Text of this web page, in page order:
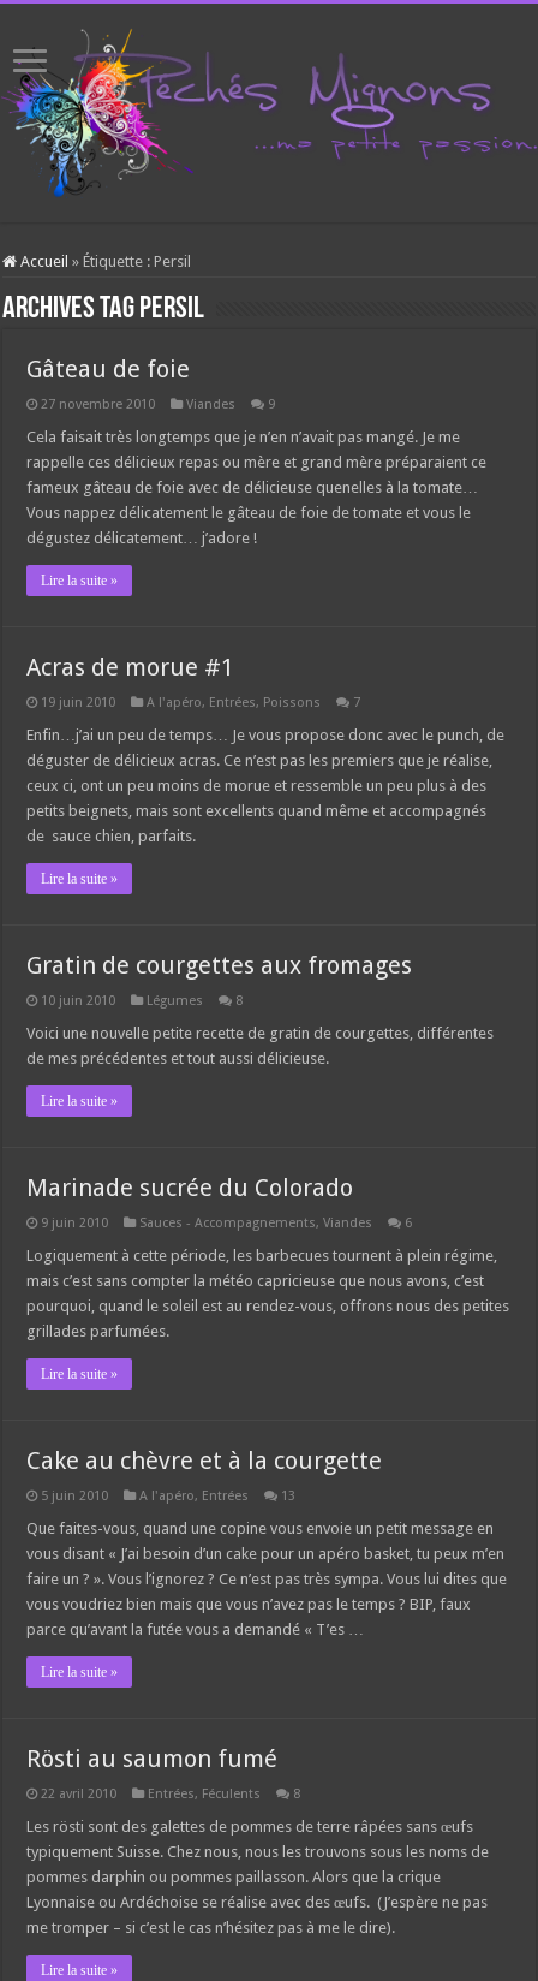
Accueil » Étiquette :Persil
Archives tagPersil
Gâteau de foie
27 novembre 2010 Viandes 9
Cela faisait très longtemps que je n’en n’avait pas mangé. Je me
rappelle ces délicieux repas ou mère et grand mère préparaient ce
fameux gâteau de foie avec de délicieuse quenelles à la tomate…
Vous nappez délicatement le gâteau de foie de tomate et vous le
dégustez délicatement… j’adore !
Lire la suite »
Acras de morue #1
19 juin 2010 A l'apéro, Entrées, Poissons 7
Enfin…j’ai un peu de temps… Je vous propose donc avec le punch, de
déguster de délicieux acras. Ce n’est pas les premiers que je réalise,
ceux ci, ont un peu moins de morue et ressemble un peu plus à des
petits beignets, mais sont excellents quand même et accompagnés
de sauce chien, parfaits.
Lire la suite »
Gratin de courgettes aux fromages
10 juin 2010 Légumes 8
Voici une nouvelle petite recette de gratin de courgettes, différentes
de mes précédentes et tout aussi délicieuse.
Lire la suite »
Marinade sucrée du Colorado
9 juin 2010 Sauces - Accompagnements,Viandes 6
Logiquement à cette période, les barbecues tournent à plein régime,
mais c’est sans compter la météo capricieuse que nous avons, c’est
pourquoi, quand le soleil est au rendez-vous, offrons nous des petites
grillades parfumées.
Lire la suite »
Cake au chèvre et à la courgette
5 juin 2010 A l'apéro, Entrées 13
Que faites-vous, quand une copine vous envoie un petit message en
vous disant « J’ai besoin d’un cake pour un apéro basket, tu peux m’en
faire un ? ». Vous l’ignorez ? Ce n’est pas très sympa. Vous lui dites que
vous voudriez bien mais que vous n’avez pas le temps ? BIP, faux
parce qu’avant la futée vous a demandé « T’es …
Lire la suite »
Rösti au saumon fumé
22 avril 2010 Entrées, Féculents 8
Les rösti sont des galettes de pommes de terre râpées sans œufs
typiquement Suisse. Chez nous, nous les trouvons sous les noms de
pommes darphin ou pommes paillasson. Alors que la crique
Lyonnaise ou Ardéchoise se réalise avec des œufs. (J’espère ne pas
me tromper – si c’est le cas n’hésitez pas à me le dire).
Lire la suite »